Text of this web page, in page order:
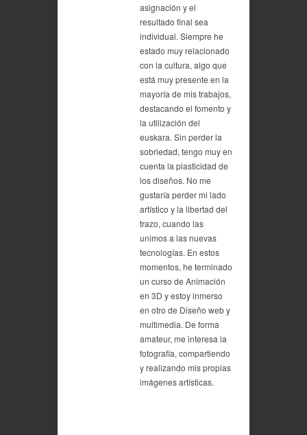
asignación y el
resultado final sea
individual. Siempre he
estado muy relacionado
con la cultura, algo que
está muy presente en la
mayoría de mis trabajos,
destacando el fomento y
la utilización del
euskara. Sin perder la
sobriedad, tengo muy en
cuenta la plasticidad de
los diseños. No me
gustaría perder mi lado
artístico y la libertad del
trazo, cuando las
unimos a las nuevas
tecnologías. En estos
momentos, he terminado
un curso de Animación
en 3D y estoy inmerso
en otro de Diseño web y
multimedia. De forma
amateur, me interesa la
fotografía, compartiendo
y realizando mis propias
imágenes artísticas.